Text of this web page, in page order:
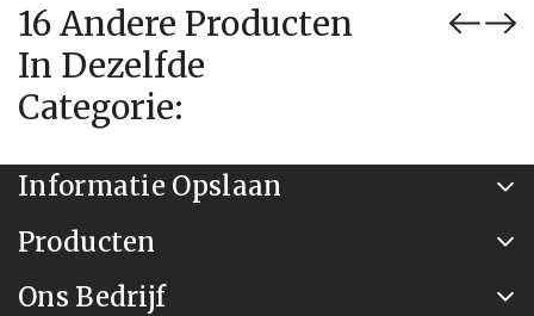
16 Andere Producten
In Dezelfde
Categorie:
Informatie Opslaan
Producten
Ons Bedrijf